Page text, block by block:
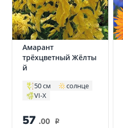
Амарант
трёхцветный Жёлты
й
50 см
солнце
VI-X
57 .00 i